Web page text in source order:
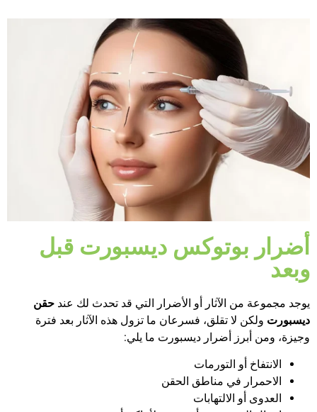
أضرار بوتوكس ديسبورت قبل
وبعد
يوجد مجموعة من الآثار أو الأضرار التي قد تحدث لك عند حقن
ديسبورت ولكن لا تقلق، فسرعان ما تزول هذه الآثار بعد فترة
وجيزة، ومن أبرز أضرار ديسبورت ما يلي:
الانتفاخ أو التورمات
الاحمرار في مناطق الحقن
العدوى أو الالتهابات